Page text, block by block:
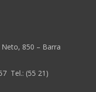
850 – Barra
Tel.: (55 21)